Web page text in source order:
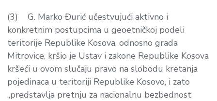
(3) G. Marko Đurić učestvujući aktivno i
konkretnim postupcima u geoetničkoj podeli
teritorije Republike Kosova, odnosno grada
Mitrovice, kršio je Ustav i zakone Republike Kosova
kršeći u ovom slučaju pravo na slobodu kretanja
pojedinaca u teritoriji Republike Kosovo, i zato
„predstavlja pretnju za nacionalnu bezbednost